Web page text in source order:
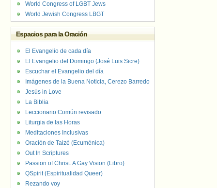
World Congress of LGBT Jews
World Jewish Congress LBGT
Espacios para la Oración
El Evangelio de cada día
El Evangelio del Domingo (José Luis Sicre)
Escuchar el Evangelio del día
Imágenes de la Buena Noticia, Cerezo Barredo
Jesús in Love
La Biblia
Leccionario Común revisado
Liturgia de las Horas
Meditaciones Inclusivas
Oración de Taizé (Ecuménica)
Out In Scriptures
Passion of Christ: A Gay Vision (Libro)
QSpirit (Espiritualidad Queer)
Rezando voy